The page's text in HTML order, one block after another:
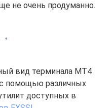
не очень продуманно.
вид терминала МТ4
помощью различных
доступных в